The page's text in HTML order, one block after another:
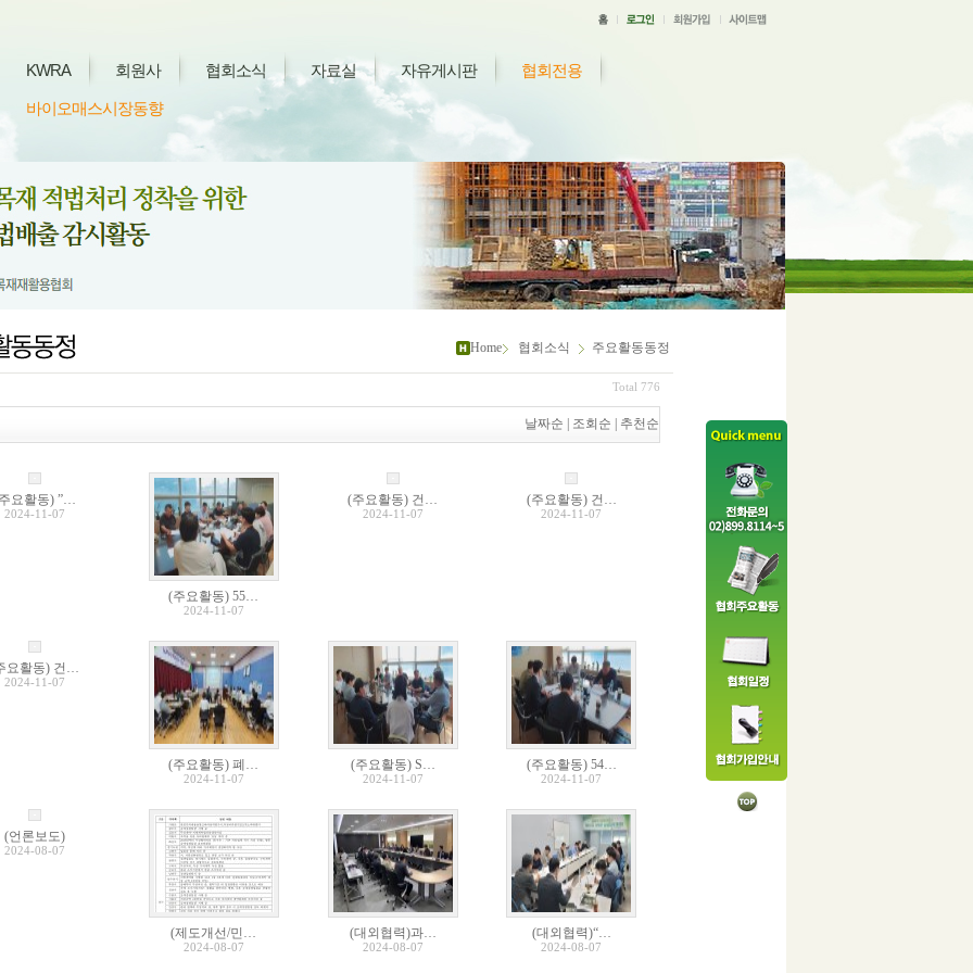
KWRA 회원사 협회소식 자료실 자유게시판 협회전용
바이오매스시장동향
Home 협회소식 주요활동동정
Total 776
날짜순 조회순 추천순
요활동) ”…
2024-11-07
(주요활동) 55…
2024-11-07
(주요활동) 건…
2024-11-07
(주요활동) 건…
2024-11-07
요활동) 건…
2024-11-07
(주요활동) 폐…
2024-11-07
(주요활동) S…
2024-11-07
(주요활동) 54…
2024-11-07
(언론보도)
2024-08-07
(제도개선/민…
2024-08-07
(대외협력)과…
2024-08-07
(대외협력)“…
2024-08-07